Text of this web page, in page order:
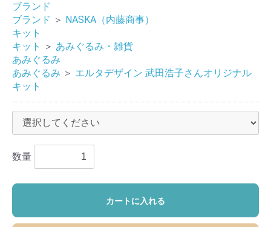
ブランド
ブランド ＞ NASKA（内藤商事）
キット
キット
＞ あみぐるみ・雑貨
あみぐるみ
あみぐるみ ＞ エルタデザイン 武田浩子さんオリジナル
キット
数量
カートに入れる